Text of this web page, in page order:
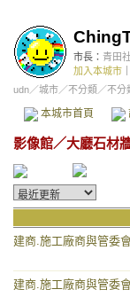
市長： 青田
加入本城市
udn／城市／不分類 ／不分
本城市首頁
影像館／大廳石材
建商.施工廠商與管委
建商.施工廠商與管委